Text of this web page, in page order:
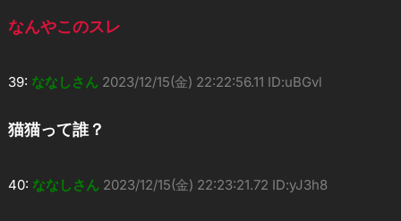
なんやこのスレ
39: ななしさん 2023/12/15(金) 22:22:56.11 ID:uBGvl
猫猫って誰？
40: ななしさん 2023/12/15(金) 22:23:21.72 ID:yJ3h8